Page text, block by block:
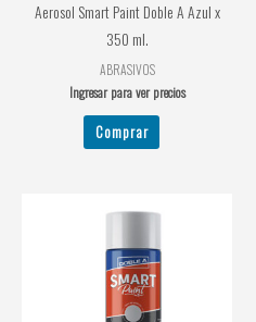
Aerosol Smart Paint Doble A Azul x
350 ml.
ABRASIVOS
Ingresar para ver precios
Comprar